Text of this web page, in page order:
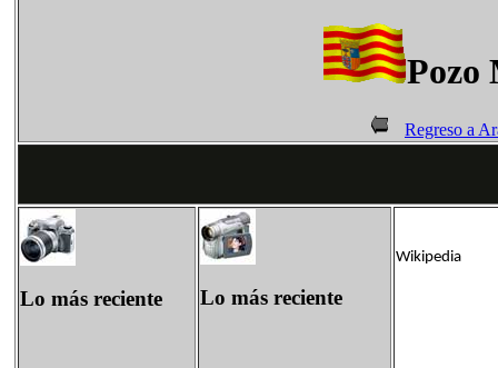
Pozo
Regreso a
Lo más reciente Lo más reciente
Wikipedia